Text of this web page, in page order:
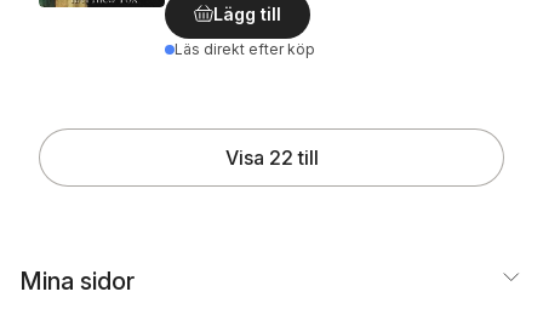
Lägg till
Läs direkt efter köp
Visa 22 till
Mina sidor